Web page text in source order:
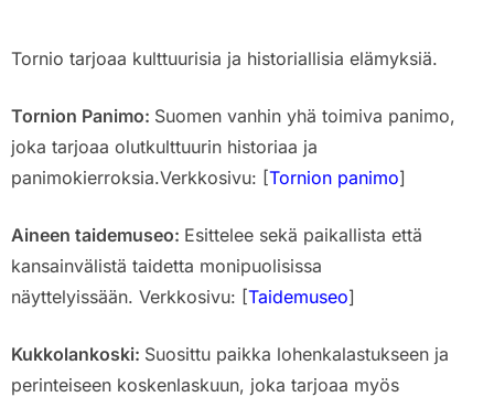
Tornio tarjoaa kulttuurisia ja historiallisia elämyksiä.
Tornion Panimo: Suomen vanhin yhä toimiva panimo,
joka tarjoaa olutkulttuurin historiaa ja
panimokierroksia.Verkkosivu: [Tornion panimo]
Aineen taidemuseo: Esittelee sekä paikallista että
kansainvälistä taidetta monipuolisissa
näyttelyissään. Verkkosivu: [Taidemuseo]
Kukkolankoski: Suosittu paikka lohenkalastukseen ja
perinteiseen koskenlaskuun, joka tarjoaa myös